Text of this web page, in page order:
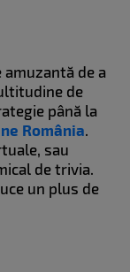
de a
de
până la
România.
sau
de trivia.
un plus de